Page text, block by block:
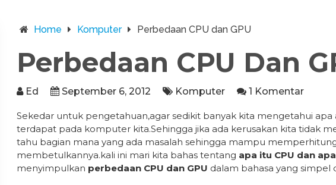
Home Komputer Perbedaan CPU dan GPU
Perbedaan CPU Dan
Ed September 6, 2012 Komputer 1 Komentar
Sekedar untuk pengetahuan,agar sedikit banyak kita mengetahui
terdapat pada komputer kita.Sehingga jika ada kerusakan kita tidak
tahu bagian mana yang ada masalah sehingga mampu
membetulkannya.kali ini mari kita bahas tentang apa itu CPU dan
menyimpulkan perbedaan CPU dan GPU dalam bahasa yang simpel